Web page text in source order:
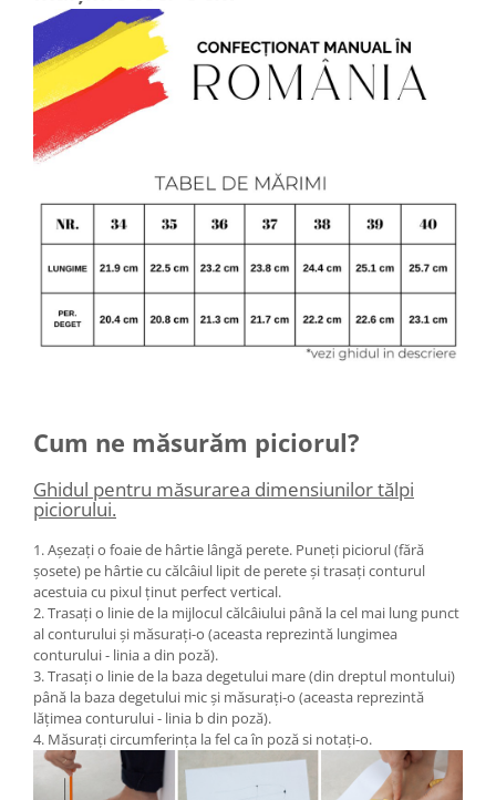
Cum ne măsurăm piciorul?
Ghidul pentru măsurarea dimensiunilor tălpi
piciorului.
1. Așezați o foaie de hârtie lângă perete. Puneți piciorul (fără
șosete) pe hârtie cu călcâiul lipit de perete și trasați conturul
acestuia cu pixul ținut perfect vertical.
2. Trasați o linie de la mijlocul călcâiului până la cel mai lung punct
al conturului și măsurați-o (aceasta reprezintă lungimea
conturului - linia a din poză).
3. Trasați o linie de la baza degetului mare (din dreptul montului)
până la baza degetului mic și măsurați-o (aceasta reprezintă
lățimea conturului - linia b din poză).
4. Măsurați circumferința la fel ca în poză si notați-o.